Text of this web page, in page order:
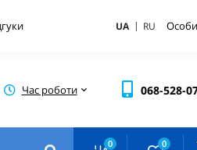
UA | RU
Час роботи 068-528-
0 0